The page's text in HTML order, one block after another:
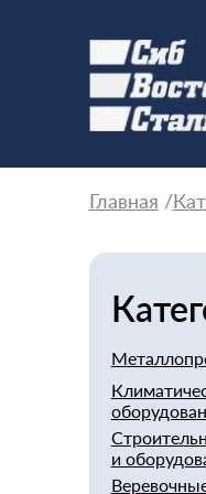
Главная
Баббит
Бериллий
и
Арматура